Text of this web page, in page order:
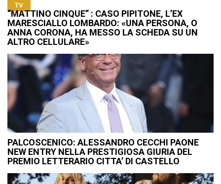
TV
“MATTINO CINQUE” : CASO PIPITONE, L’EX
MARESCIALLO LOMBARDO: «UNA PERSONA, O
ANNA CORONA, HA MESSO LA SCHEDA SU UN
ALTRO CELLULARE»
PALCOSCENICO: ALESSANDRO CECCHI PAONE
NEW ENTRY NELLA PRESTIGIOSA GIURIA DEL
PREMIO LETTERARIO CITTA’ DI CASTELLO